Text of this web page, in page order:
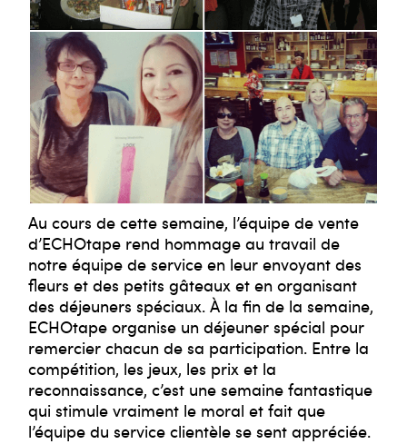
Au cours de cette semaine, l’équipe de vente
d’ECHOtape rend hommage au travail de
notre équipe de service en leur envoyant des
fleurs et des petits gâteaux et en organisant
des déjeuners spéciaux. À la fin de la semaine,
ECHOtape organise un déjeuner spécial pour
remercier chacun de sa participation. Entre la
compétition, les jeux, les prix et la
reconnaissance, c’est une semaine fantastique
qui stimule vraiment le moral et fait que
l’équipe du service clientèle se sent appréciée.